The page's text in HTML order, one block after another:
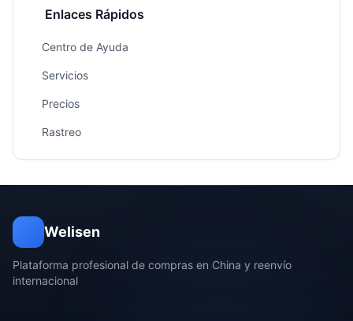
Enlaces Rápidos
Centro de Ayuda
Servicios
Precios
Rastreo
Welisen
Plataforma profesional de compras en China y reenvío
internacional